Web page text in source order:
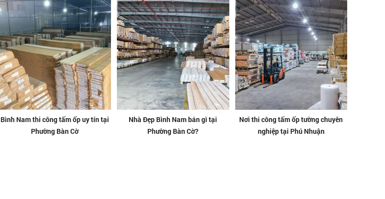
Bình Nam thi công tấm ốp uy tín tại
Phường Bàn Cờ
Nhà Đẹp Bình Nam bán gì tại
Phường Bàn Cờ?
Nơi thi công tấm ốp tường chuyên
nghiệp tại Phú Nhuận